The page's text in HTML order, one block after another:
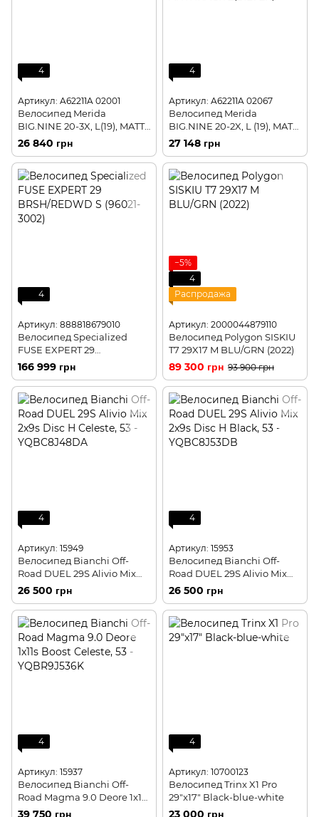
4
Артикул: A62211A 02001
Велосипед Merida
BIG.NINE 20-3X, L(19), MATT
GREEN(BLACK)
26 840 грн
4
Артикул: A62211A 02067
Велосипед Merida
BIG.NINE 20-2X, L (19), MATT
ANTHRACITE(SILVER)
27 148 грн
4
Артикул: 888818679010
Велосипед Specialized
FUSE EXPERT 29
BRSH/REDWD S (96021-
166 999 грн
−5%
4
Распродажа
Артикул: 2000044879110
Велосипед Polygon SISKIU
T7 29X17 M BLU/GRN (2022)
89 300 грн 93 900 грн
4
Артикул: 15949
Велосипед Bianchi Off-
Road DUEL 29S Alivio Mix
2x9s Disc H Celeste, 38 -
YQBC8J38DA
26 500 грн
4
Артикул: 15953
Велосипед Bianchi Off-
Road DUEL 29S Alivio Mix
2x9s Disc H Black, 38 -
YQBC8J38DB
26 500 грн
4
Артикул: 15937
Велосипед Bianchi Off-
Road Magma 9.0 Deore 1x11s
Boost Celeste, 43 -
39 750 грн
4
Артикул: 10700123
Велосипед Trinx X1 Pro
29"x17" Black-blue-white
23 000 грн